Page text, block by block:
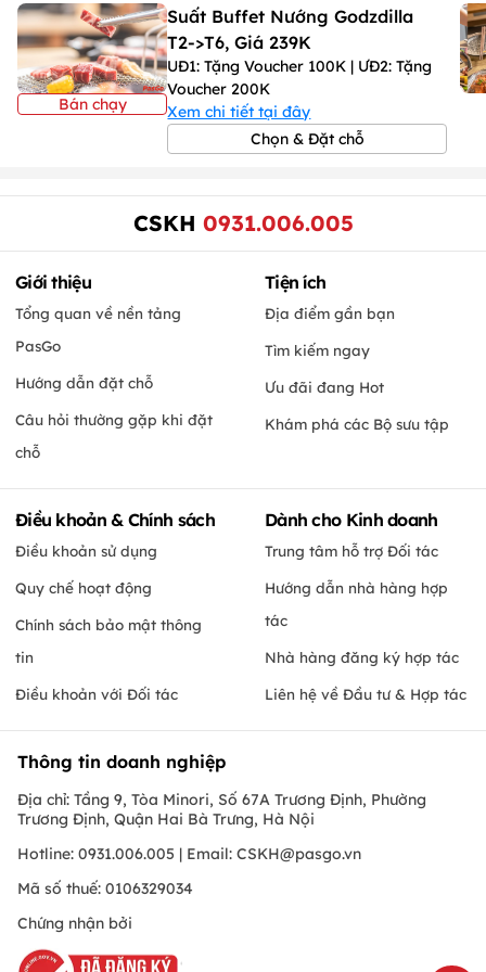
- Đồ uốngkhông cồn:15.000vnđ/chai (lon)
- Đồ uốngcó cồn:50.000 vnđ/chai (lon)
Bán chạy
Suất Buffet Nướng Godzdilla
T2->T6, Giá 239K
UĐ1: Tặng Voucher 100K | ƯĐ2: Tặng
Voucher 200K
Xem chi tiết tại đây
Chọn & Đặt chỗ
CSKH 0931.006.005
Giới thiệu
Tổng quan về nền tảng
PasGo
Hướng dẫn đặt chỗ
Câu hỏi thường gặp khi đặt
chỗ
Tiện ích
Địa điểm gần bạn
Tìm kiếm ngay
Ưu đãi đang Hot
Khám phá các Bộ sưu tập
Điều khoản & Chính sách
Điều khoản sử dụng
Quy chế hoạt động
Chính sách bảo mật thông
tin
Điều khoản với Đối tác
Dành cho Kinh doanh
Trung tâm hỗ trợ Đối tác
Hướng dẫn nhà hàng hợp
tác
Nhà hàng đăng ký hợp tác
Liên hệ về Đầu tư & Hợp tác
Thông tin doanh nghiệp
Địa chỉ: Tầng 9, Tòa Minori, Số 67A Trương Định, Phường
Trương Định, Quận Hai Bà Trưng, Hà Nội
Hotline: 0931.006.005 | Email: CSKH@pasgo.vn
Mã số thuế: 0106329034
Chứng nhận bởi